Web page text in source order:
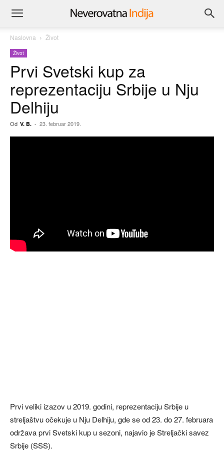
Naslovna Život
Život
Prvi Svetski kup za
reprezentaciju Srbije u Nju
Delhiju
Od V. B. - 23. februar 2019.
Prvi veliki izazov u 2019. godini, reprezentaciju Srbije u
streljaštvu očekuje u Nju Delhiju, gde se od 23. do 27. februara
održava prvi Svetski kup u sezoni, najavio je Streljački savez
Srbije (SSS).